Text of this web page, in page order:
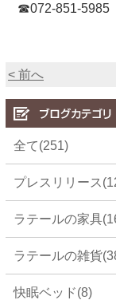
☎072-851-5985
< 前へ
全て(251)
プレスリリース
ラテールの家具
ラテールの雑貨
快眠ベッド(8)